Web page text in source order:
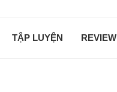
TẬP LUYỆN REVIEW